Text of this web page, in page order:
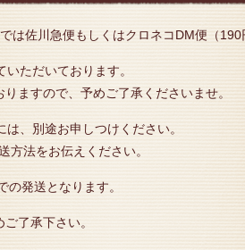
は佐川急便もしくはクロネコDM便（
ただいております。
ますので、予めご了承くださいませ。
、別途お申しつけください。
法をお伝えください。
発送となります。
了承下さい。